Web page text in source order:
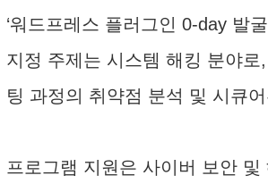
‘워드프레스 플러그인 0-day 발
지정 주제는 시스템 해킹 분야로
팅 과정의 취약점 분석 및 시큐어
프로그램 지원은 사이버 보안 및